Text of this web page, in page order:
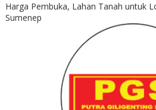
Harga Pembuka, Lahan Tanah untuk
Sumenep